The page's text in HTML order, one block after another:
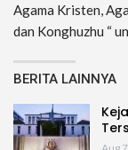
Agama Kristen,
dan Konghuzhu “
BERITA LAINNYA